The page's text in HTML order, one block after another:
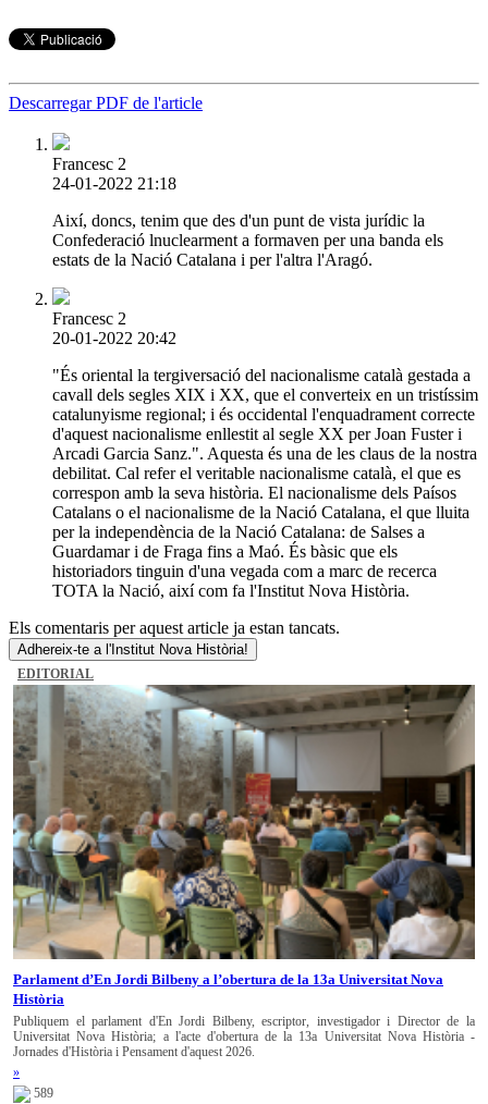
Descarregar PDF de l'article
Francesc 2
24-01-2022 21:18
Així, doncs, tenim que des d'un punt de vista jurídic la
Confederació lnuclearment a formaven per una banda els
estats de la Nació Catalana i per l'altra l'Aragó.
Francesc 2
20-01-2022 20:42
"És oriental la tergiversació del nacionalisme català gestada a
cavall dels segles XIX i XX, que el converteix en un tristíssim
catalunyisme regional; i és occidental l'enquadrament correcte
d'aquest nacionalisme enllestit al segle XX per Joan Fuster i
Arcadi Garcia Sanz.". Aquesta és una de les claus de la nostra
debilitat. Cal refer el veritable nacionalisme català, el que es
correspon amb la seva història. El nacionalisme dels Paísos
Catalans o el nacionalisme de la Nació Catalana, el que lluita
per la independència de la Nació Catalana: de Salses a
Guardamar i de Fraga fins a Maó. És bàsic que els
historiadors tinguin d'una vegada com a marc de recerca
TOTA la Nació, així com fa l'Institut Nova Història.
Els comentaris per aquest article ja estan tancats.
Adhereix-te a l'Institut Nova Història!
EDITORIAL
Parlament d’En Jordi Bilbeny a l’obertura de la 13a Universitat Nova
Història
Publiquem el parlament d'En Jordi Bilbeny, escriptor, investigador i Director de la
Universitat Nova Història; a l'acte d'obertura de la 13a Universitat Nova Història -
Jornades d'Història i Pensament d'aquest 2026.
»
589